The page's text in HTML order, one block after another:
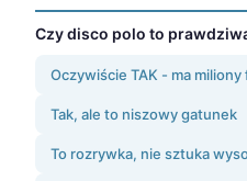
Czy disco polo to
Oczywiście TAK - ma
Tak, ale to niszowy gatunek
To rozrywka, nie sztuka